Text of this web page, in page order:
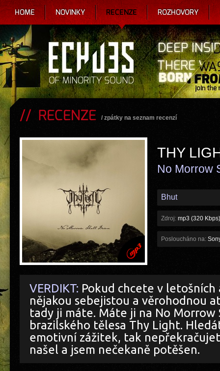
HOME NOVINKY RECENZE ROZHOVORY
RECENZE / zpátky na seznam recenzí
THY
No Morrow
Bhut
Zdroj: mp3 (320 Kbps)
Posloucháno na:
VERDIKT: Pokud chcete v
nějakou sebejistou a věrohodnou
tady ji máte. Máte ji na No Morrow
brazilského tělesa Thy Light.
emotivní zážitek, tak
našel a jsem nečekaně potěšen.